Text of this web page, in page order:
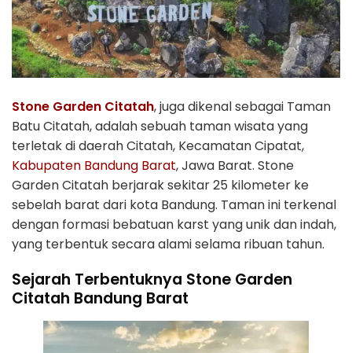
Stone Garden Citatah, juga dikenal sebagai Taman
Batu Citatah, adalah sebuah taman wisata yang
terletak di daerah Citatah, Kecamatan Cipatat,
Kabupaten Bandung Barat, Jawa Barat. Stone
Garden Citatah berjarak sekitar 25 kilometer ke
sebelah barat dari kota Bandung. Taman ini terkenal
dengan formasi bebatuan karst yang unik dan indah,
yang terbentuk secara alami selama ribuan tahun.
Sejarah Terbentuknya Stone Garden
Citatah Bandung Barat